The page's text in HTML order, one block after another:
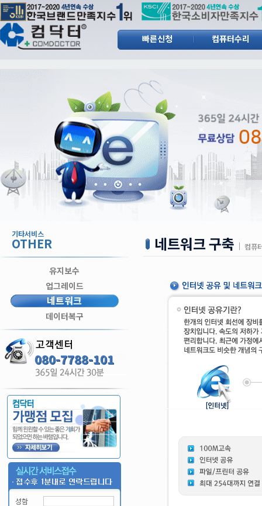
빠른신청
빠른신청
컴퓨터수리
컴퓨터수리
기타서비스
OTHER
유지보수
업그레이드
네트워크
데이터복구
080-7788-101
성함
네트워크 구축